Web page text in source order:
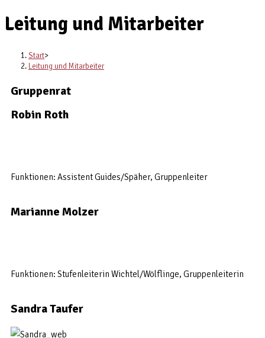
Leitung und Mitarbeiter
Start>
Leitung und Mitarbeiter
Gruppenrat
Robin Roth
Funktionen: Assistent Guides/Späher, Gruppenleiter
Marianne Molzer
Funktionen: Stufenleiterin Wichtel/Wölflinge, Gruppenleiterin
Sandra Taufer